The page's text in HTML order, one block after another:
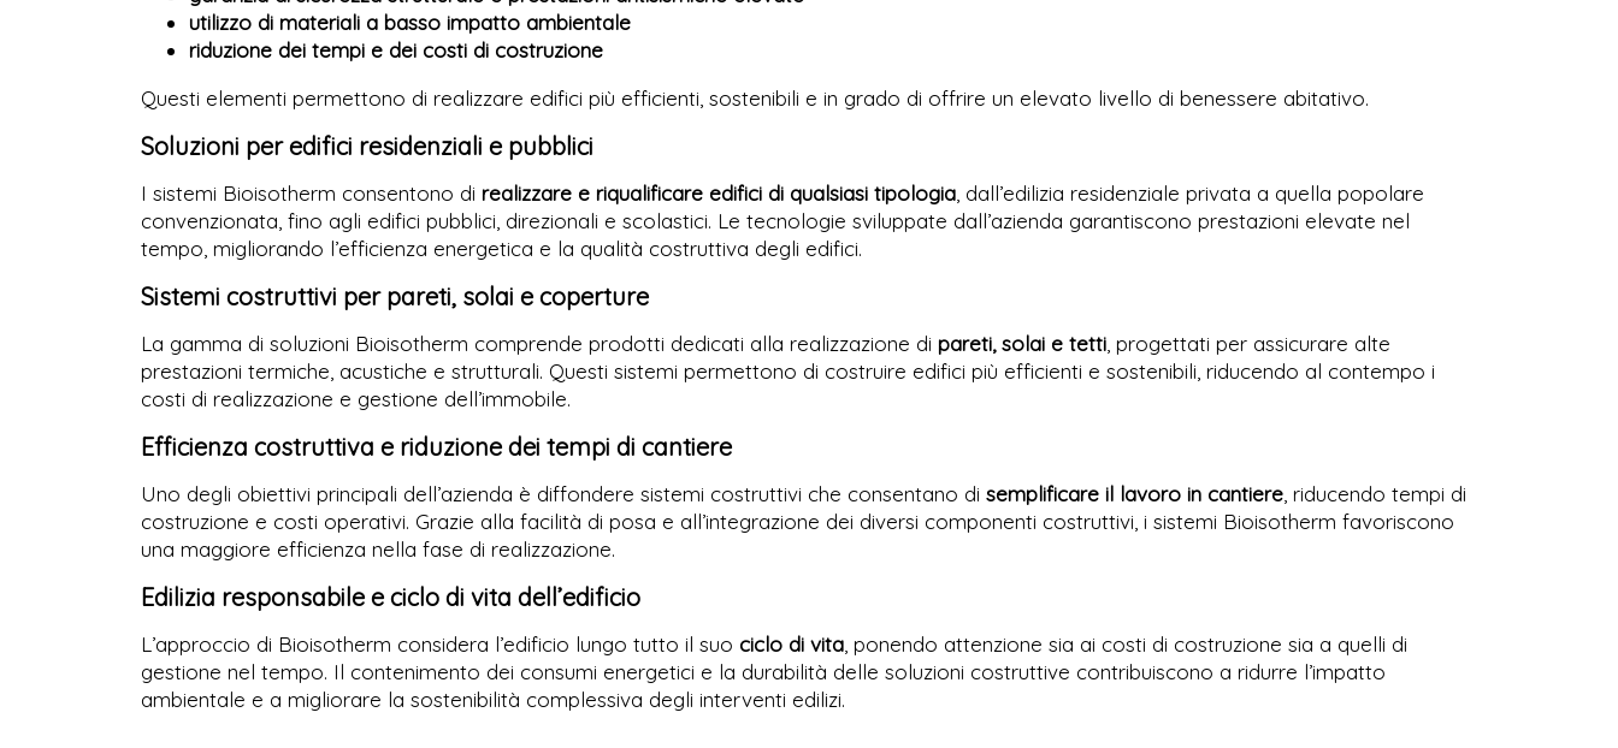
utilizzo di materiali a basso impatto ambientale
riduzione dei tempi e dei costi di costruzione
Questi elementi permettono di realizzare edifici più efficienti, sostenibili e in grado di offrire un elevato livello di benessere abitativo.
Soluzioni per edifici residenziali e pubblici
I sistemi Bioisotherm consentono di realizzare e riqualificare edifici di qualsiasi tipologia , dall’edilizia residenziale privata a quella popolare
convenzionata, fino agli edifici pubblici, direzionali e scolastici. Le tecnologie sviluppate dall’azienda garantiscono prestazioni elevate nel
tempo, migliorando l’efficienza energetica e la qualità costruttiva degli edifici.
Sistemi costruttivi per pareti, solai e coperture
La gamma di soluzioni Bioisotherm comprende prodotti dedicati alla realizzazione di pareti, solai e tetti , progettati per assicurare alte
prestazioni termiche, acustiche e strutturali. Questi sistemi permettono di costruire edifici più efficienti e sostenibili, riducendo al contempo i
costi di realizzazione e gestione dell’immobile.
Efficienza costruttiva e riduzione dei tempi di cantiere
Uno degli obiettivi principali dell’azienda è diffondere sistemi costruttivi che consentano di semplificare il lavoro in cantiere , riducendo tempi di
costruzione e costi operativi. Grazie alla facilità di posa e all’integrazione dei diversi componenti costruttivi, i sistemi Bioisotherm favoriscono
una maggiore efficienza nella fase di realizzazione.
Edilizia responsabile e ciclo di vita dell’edificio
L’approccio di Bioisotherm considera l’edificio lungo tutto il suo ciclo di vita , ponendo attenzione sia ai costi di costruzione sia a quelli di
gestione nel tempo. Il contenimento dei consumi energetici e la durabilità delle soluzioni costruttive contribuiscono a ridurre l’impatto
ambientale e a migliorare la sostenibilità complessiva degli interventi edilizi.